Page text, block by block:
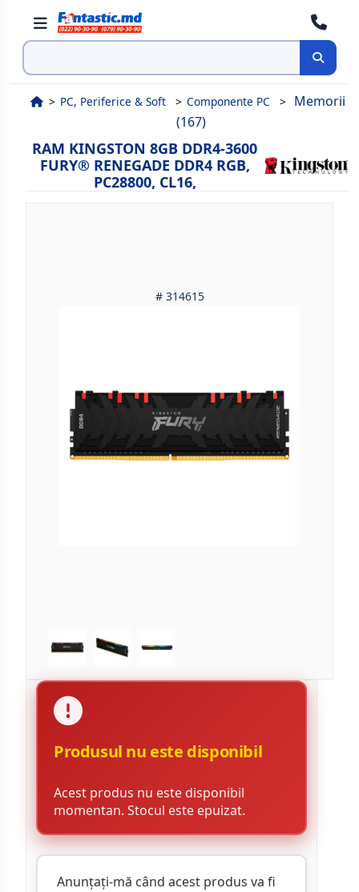
Cauta
PC, Periferice & Soft Componente PC
Memorii
(167)
RAM KINGSTON 8GB DDR4-3600
FURY® RENEGADE DDR4 RGB,
PC28800, CL16,
# 314615
Produsul nu este disponibil
Acest produs nu este disponibil
momentan. Stocul este epuizat.
Anunțați-mă când acest produs va fi